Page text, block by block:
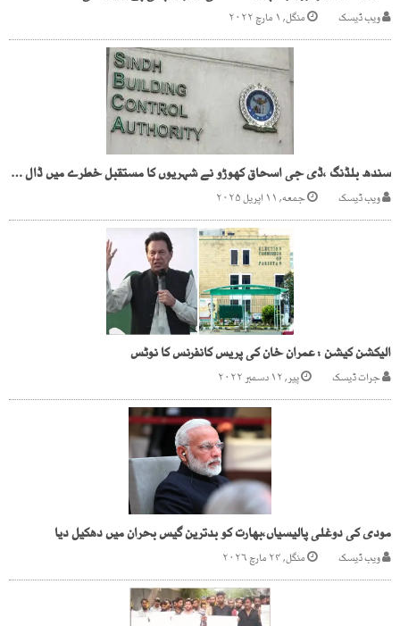
ویب ڈیسک منگل, ۱ مارچ ۲۰۲۲
سندھ بلڈنگ ،ڈی جی اسحاق کھوڑو نے شہریوں کا مستقبل خطرے میں ڈال دیا
ویب ڈیسک جمعه, ۱۱ اپریل ۲۰۲۵
الیکشن کیشن : عمران خان کی پریس کانفرنس کا نوٹس
جرات ڈیسک پیر, ۱۲ دسمبر ۲۰۲۲
مودی کی دوغلی پالیسیاں،بھارت کو بدترین گیس بحران میں دھکیل دیا
ویب ڈیسک منگل, ۲۴ مارچ ۲۰۲۶